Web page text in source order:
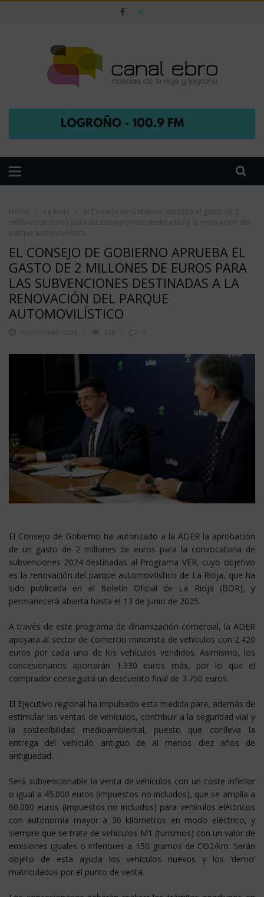
Home La Rioja
El Consejo de Gobierno aprueba el gasto de 2
millones de euros para las subvenciones destinadas a la renovación del
parque automovilístico
EL CONSEJO DE GOBIERNO APRUEBA EL
GASTO DE 2 MILLONES DE EUROS PARA
LAS SUBVENCIONES DESTINADAS A LA
RENOVACIÓN DEL PARQUE
AUTOMOVILÍSTICO
22 OCTUBRE, 2024 236
El Consejo de Gobierno ha autorizado a la ADER la aprobación
de un gasto de 2 millones de euros para la convocatoria de
subvenciones 2024 destinadas al Programa VER, cuyo objetivo
es la renovación del parque automovilístico de La Rioja, que ha
sido publicada en el Boletín Oficial de La Rioja (BOR), y
permanecerá abierta hasta el 13 de junio de 2025.
A través de este programa de dinamización comercial, la ADER
apoyará al sector de comercio minorista de vehículos con 2.420
euros por cada uno de los vehículos vendidos. Asimismo, los
concesionarios aportarán 1.330 euros más, por lo que el
comprador conseguirá un descuento final de 3.750 euros.
El Ejecutivo regional ha impulsado esta medida para, además de
estimular las ventas de vehículos, contribuir a la seguridad vial y
la sostenibilidad medioambiental, puesto que conlleva la
entrega del vehículo antiguo de al menos diez años de
antigüedad.
Será subvencionable la venta de vehículos con un coste inferior
o igual a 45.000 euros (impuestos no incluidos), que se amplía a
60.000 euros (impuestos no incluidos) para vehículos eléctricos
con autonomía mayor a 30 kilómetros en modo eléctrico, y
siempre que se trate de vehículos M1 (turismos) con un valor de
emisiones iguales o inferiores a 150 gramos de CO2/km. Serán
objeto de esta ayuda los vehículos nuevos y los ‘demo’
matriculados por el punto de venta.